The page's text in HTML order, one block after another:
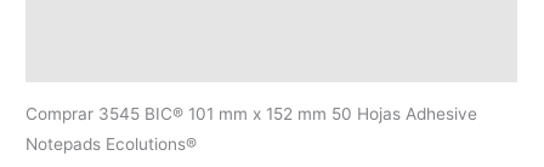
Comprar 3545 BIC® 101 mm x 152 mm 50 Hojas Adhesive
Notepads Ecolutions®